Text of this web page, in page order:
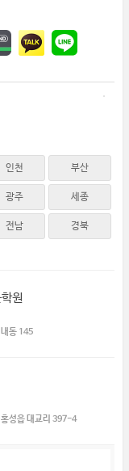
인천 부산
광주 세종
전남 경북
원
동 145
성읍 대교리 397-4